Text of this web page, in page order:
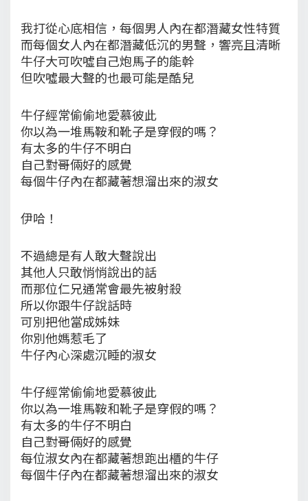
我打從心底相信，每個男人內在都潛藏女性特質
而每個女人內在都潛藏低沉的男聲，響亮且清晰
牛仔大可吹噓自己炮馬子的能幹
但吹噓最大聲的也最可能是酷兒
牛仔經常偷偷地愛慕彼此
你以為一堆馬鞍和靴子是穿假的嗎？
有太多的牛仔不明白
自己對哥倆好的感覺
每個牛仔內在都藏著想溜出來的淑女
伊哈！
不過總是有人敢大聲說出
其他人只敢悄悄說出的話
而那位仁兄通常會最先被射殺
所以你跟牛仔說話時
可別把他當成姊妹
你別他媽惹毛了
牛仔內心深處沉睡的淑女
牛仔經常偷偷地愛慕彼此
你以為一堆馬鞍和靴子是穿假的嗎？
有太多的牛仔不明白
自己對哥倆好的感覺
每位淑女內在都藏著想跑出櫃的牛仔
每個牛仔內在都藏著想溜出來的淑女